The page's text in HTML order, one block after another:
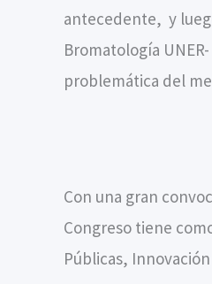
antecedente, y
Bromatología
problemática del
Con una gran
Congreso tiene
Públicas,